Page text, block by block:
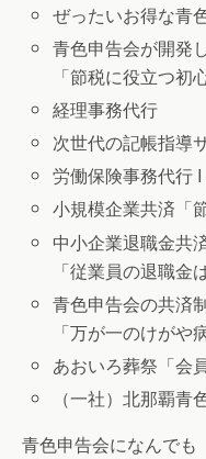
ぜったいお得な青
青色申告会が開発
「節税に役立つ初
経理事務代行
次世代の記帳指導
労働保険事務代行 I
小規模企業共済「
中小企業退職金共
「従業員の退職金
青色申告会の共済
「万が一のけがや
あおいろ葬祭「会
（一社）北那覇青
青色申告会になんでも